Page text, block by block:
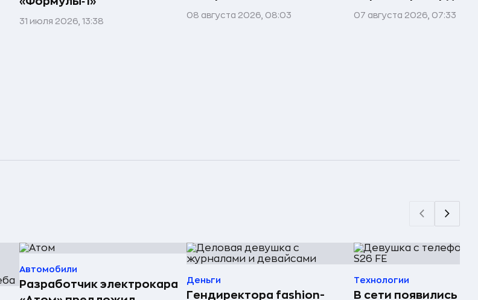
31 июля 2026, 13:38
08 августа 2026, 08:03 07 августа 2026, 07:33
Автомобили
Разработчик электрокара
Деньги
Гендиректора fashion-
Технологии
В сети появились